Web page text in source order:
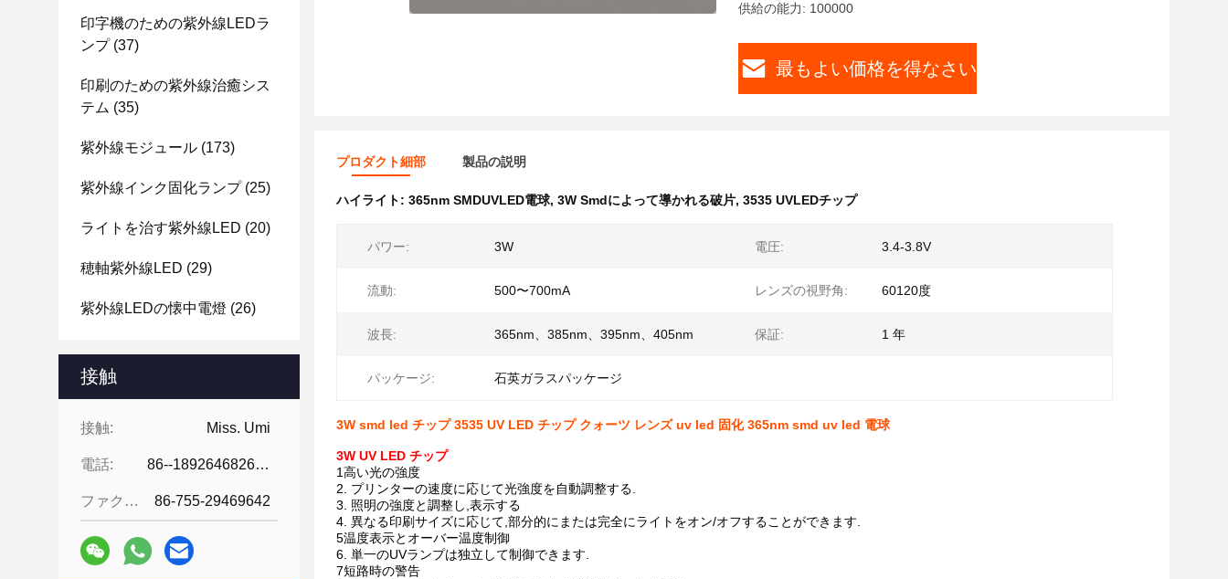
印字機のための紫外線LEDラ
ンプ(37)
印刷のための紫外線治癒シス
テム (35)
紫外線モジュール (173)
紫外線インク固化ランプ(25)
ライトを治す紫外線LED (20)
穂軸紫外線LED (29)
紫外線LEDの懐中電燈 (26)
接触
接触: Miss. Umi
電話: 86--18926468268-15989898006
ファクシミリ: 86-755-29469642
供給の能力: 100000
最もよい価格を得なさい
プロダクト細部 製品の説明
ハイライト: 365nm SMDUVLED電球, 3W Smdによって導かれる破片, 3535 UVLEDチップ
パワー: 3W 電圧: 3.4-3.8V
流動: 500〜700mA レンズの視野角: 60120度
波長: 365nm、385nm、395nm、405nm 保証: 1 年
パッケージ: 石英ガラスパッケージ
3W smd led チップ 3535 UV LED チップ クォーツ レンズ uv led 固化 365nm smd uv led 電球
3W UV LED チップ
1高い光の強度
2. プリンターの速度に応じて光強度を自動調整する.
3. 照明の強度と調整し,表示する
4. 異なる印刷サイズに応じて,部分的にまたは完全にライトをオン/オフすることができます.
5温度表示とオーバー温度制御
6. 単一のUVランプは独立して制御できます.
7短路時の警告